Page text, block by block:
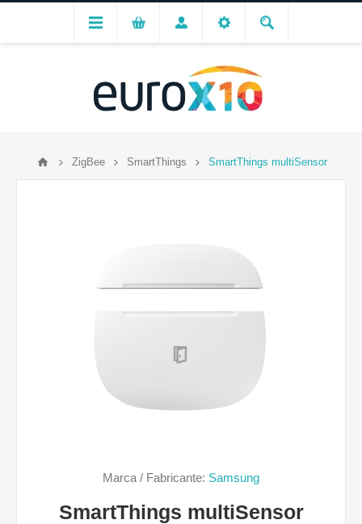
ZigBee SmartThings SmartThings multiSensor
Marca / Fabricante: Samsung
SmartThings multiSensor